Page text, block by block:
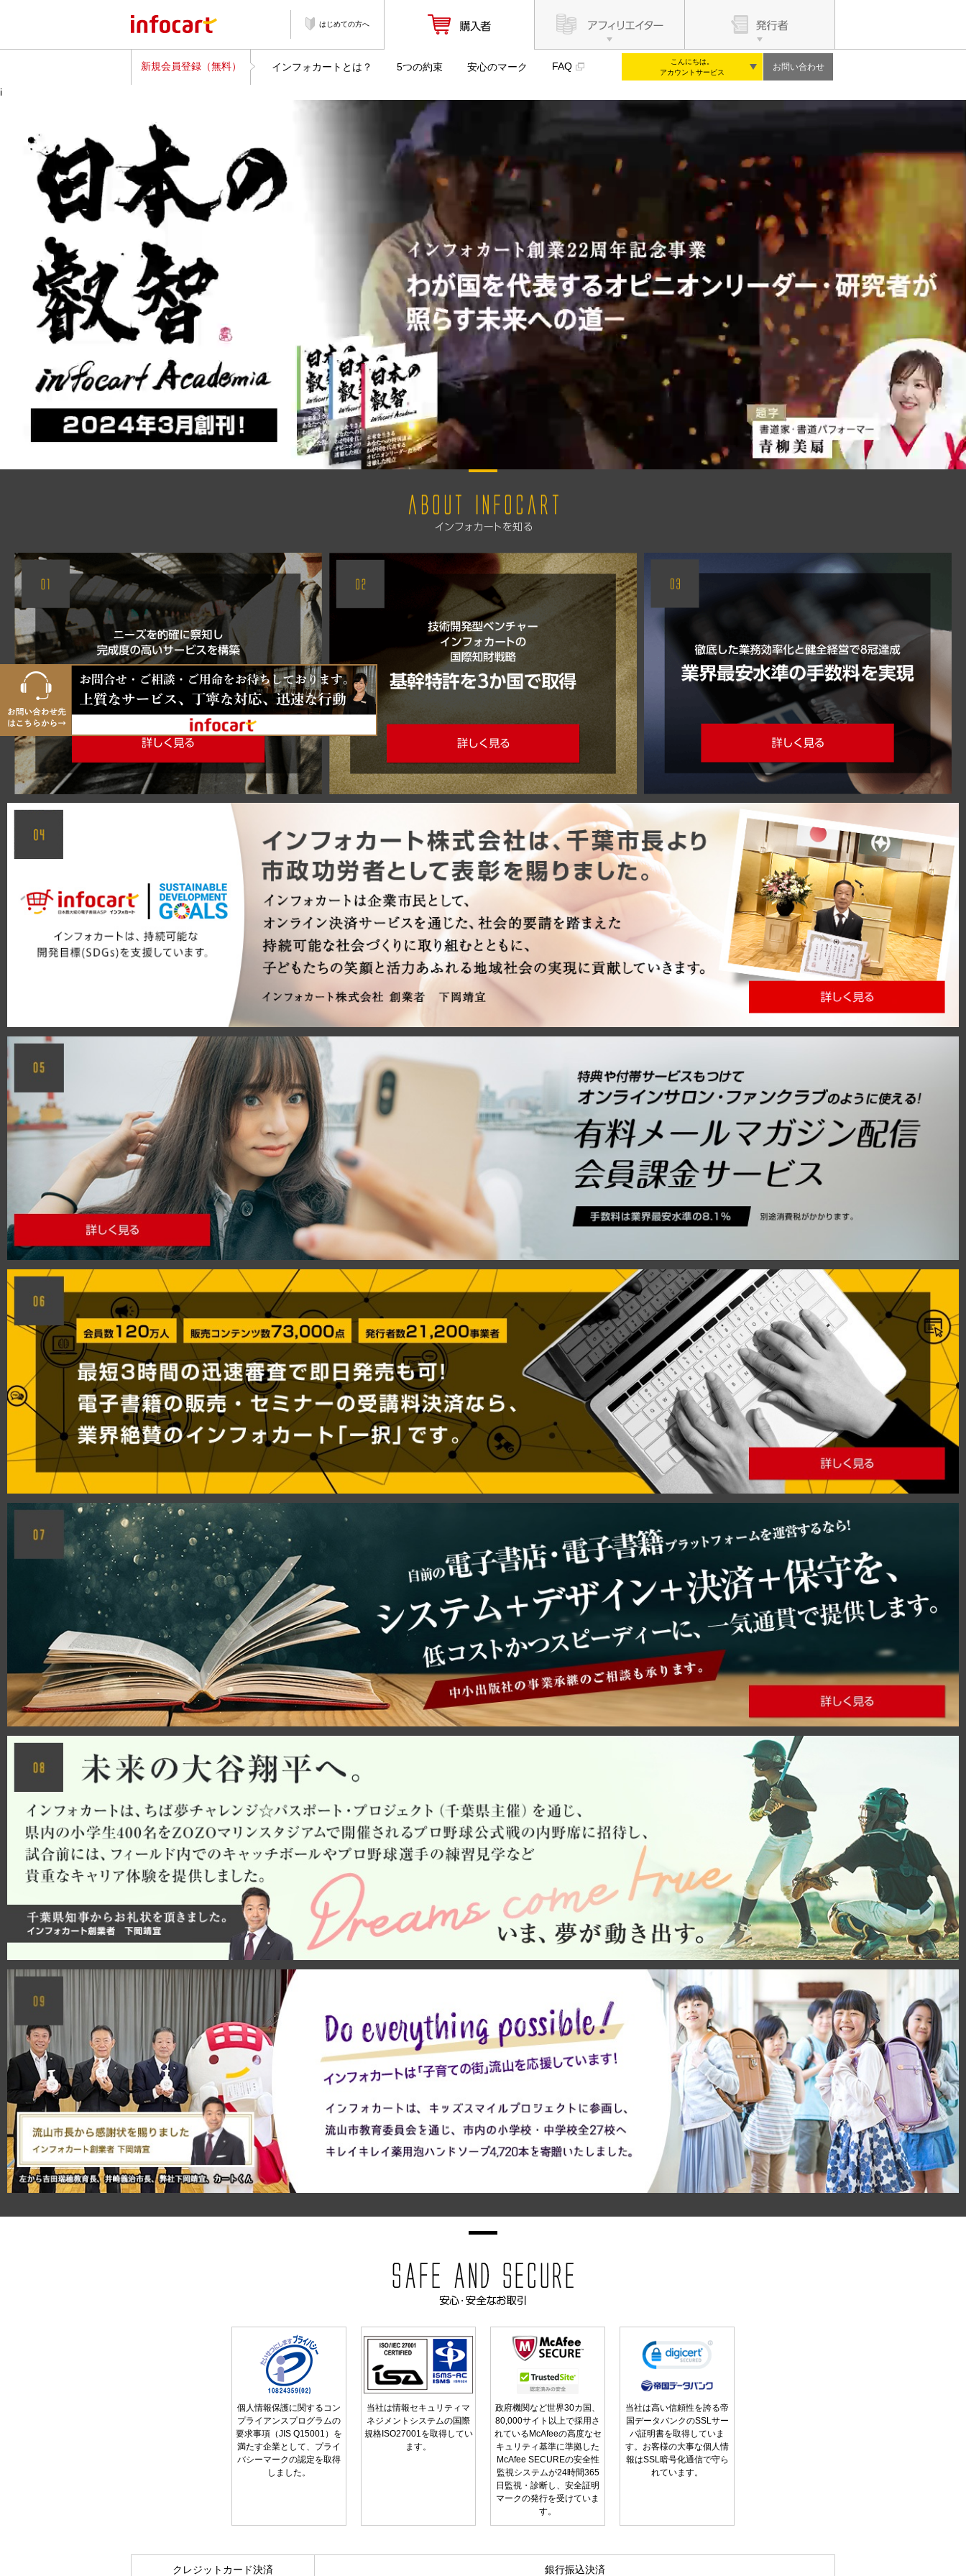
はじめての方へ
新規会員登録（無料） インフォカートとは？ 5つの約束 安心のマーク FAQ
こんにちは。
アカウントサービス
お問い合わせ
i
個人情報保護に関するコン
プライアンスプログラムの
要求事項（JIS Q15001）を
満たす企業として、プライ
バシーマークの認定を取得
しました。
当社は情報セキュリティマ
ネジメントシステムの国際
規格ISO27001を取得してい
ます。
政府機関など世界30カ国、
80,000サイト以上で採用さ
れているMcAfeeの高度なセ
キュリティ基準に準拠した
McAfee SECUREの安全性
監視システムが24時間365
日監視・診断し、安全証明
マークの発行を受けていま
す。
当社は高い信頼性を誇る帝
国データバンクのSSLサー
バ証明書を取得していま
す。お客様の大事な個人情
報はSSL暗号化通信で守ら
れています。
クレジットカード決済 銀行振込決済